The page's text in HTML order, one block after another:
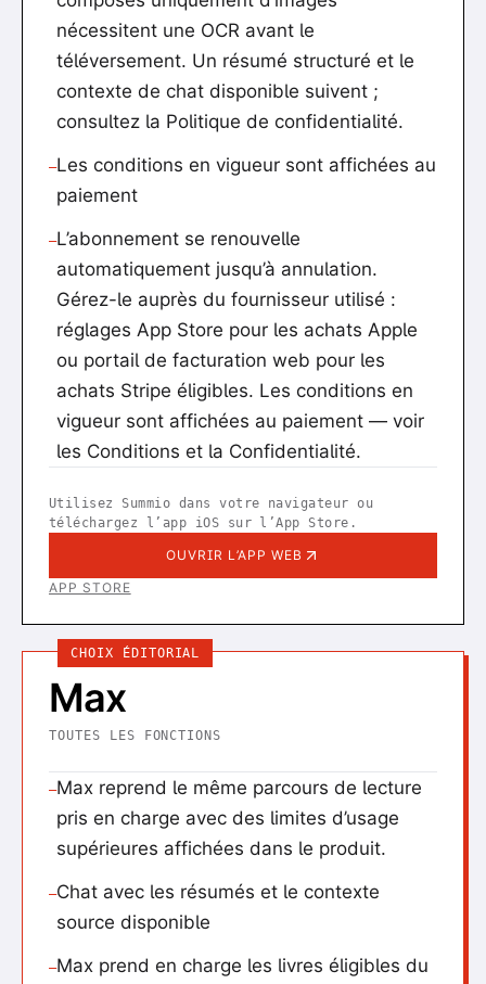
nécessitent une OCR avant le
téléversement. Un résumé structuré et le
contexte de chat disponible suivent ;
consultez la Politique de confidentialité.
—Les conditions en vigueur sont affichées au
paiement
—L’abonnement se renouvelle
automatiquement jusqu’à annulation.
Gérez-le auprès du fournisseur utilisé :
réglages App Store pour les achats Apple
ou portail de facturation web pour les
achats Stripe éligibles. Les conditions en
vigueur sont affichées au paiement — voir
les Conditions et la Confidentialité.
Utilisez Summio dans votre navigateur ou
téléchargez l’app iOS sur l’App Store.
OUVRIR L’APP WEB
APP STORE
CHOIX ÉDITORIAL
Max
TOUTES LES FONCTIONS
—Max reprend le même parcours de lecture
pris en charge avec des limites d’usage
supérieures affichées dans le produit.
—Chat avec les résumés et le contexte
source disponible
—Max prend en charge les livres éligibles du